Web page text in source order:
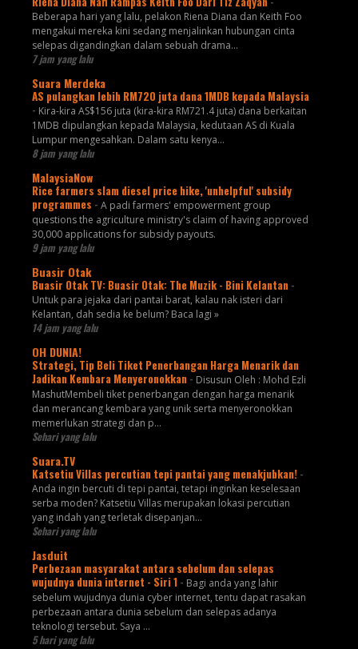
Beberapa hari yang lalu, pelakon Riena Diana dan Keith Foo
mengakui mereka kini sedang menjalinkan hubungan cinta
selepas digandingkan dalam sebuah drama...
7 jam yang lalu
Suara Merdeka
AS pulangkan lebih RM720 juta dana 1MDB kepada Malaysia
- Kira-kira AS$156 juta (kira-kira RM721.4 juta) dana berkaitan
1MDB dipulangkan kepada Malaysia, kedutaan AS di Kuala
Lumpur mengesahkan. Dalam satu kenya...
8 jam yang lalu
MalaysiaNow
Rice farmers slam diesel price hike, 'unhelpful' subsidy
programmes - A padi farmers' empowerment group
questions the agriculture ministry's claim of having approved
30,000 applications for subsidy payouts.
9 jam yang lalu
Buasir Otak
Buasir Otak TV: Buasir Otak: The Muzik - Bini Kelantan -
Untuk para jejaka dari pantai barat, kalau nak isteri dari
Kelantan, dah sedia ke belum? Baca lagi »
14 jam yang lalu
OH DUNIA!
Strategi, Tip Beli Tiket Penerbangan Harga Menarik dan
Jadikan Kembara Menyeronokkan - Disusun Oleh : Mohd Ezli
MashutMembeli tiket penerbangan dengan harga menarik
dan merancang kembara yang unik serta menyeronokkan
memerlukan strategi dan p...
Sehari yang lalu
Suara.TV
Katsetiu Villas percutian tepi pantai yang menakjubkan! -
Anda ingin bercuti di tepi pantai, tetapi inginkan keselesaan
serba moden? Katsetiu Villas merupakan lokasi percutian
yang indah yang terletak disepanjan...
Sehari yang lalu
Jasduit
Perbezaan masyarakat antara sebelum dan selepas
wujudnya dunia internet - Siri 1 - Bagi anda yang lahir
sebelum wujudnya dunia cyber internet, tentu dapat rasakan
perbezaan antara dunia sebelum dan selepas adanya
teknologi tersebut. Saya ...
5 hari yang lalu